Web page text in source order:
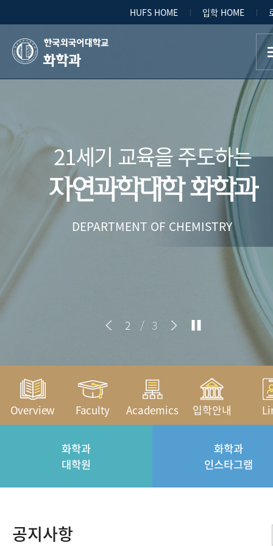
HUFS HOME 입학 HOME
화학과
2 / 3
21세기 교육을 주도하는
자연과학대학 화학과
DEPARTMENT OF CHEMISTRY
Overview Faculty Academics 입학안내
화학과
대학원
화학과
인스타그램